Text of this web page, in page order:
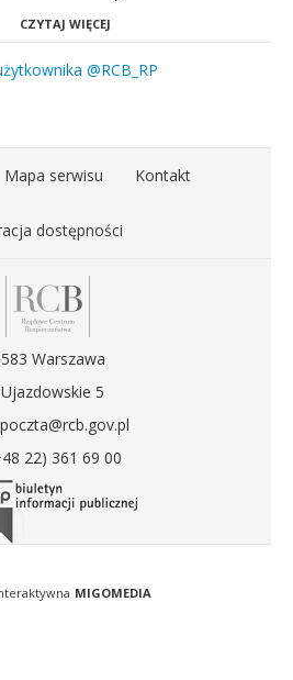
CZYTAJ WIĘCEJ
@RCB_RP
Mapa serwisu Kontakt
dostępności
Warszawa
5
22) 361 69 00
MIGOMEDIA